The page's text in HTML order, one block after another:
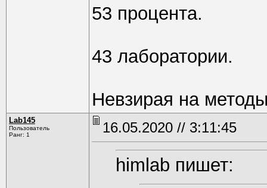
53 процента.
43 лаборатории.
Невзирая на
Lab145
Пользователь
Ранг: 1
16.05.2020 // 3:11:45
himlab пишет: